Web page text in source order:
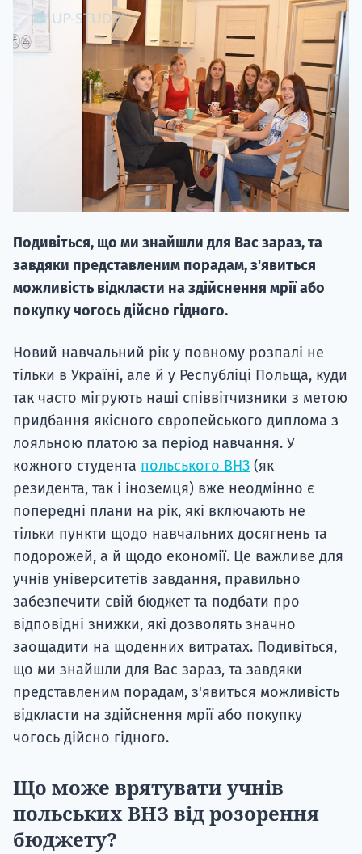
Подивіться, що ми знайшли для Вас зараз, та
завдяки представленим порадам, з'явиться
можливість відкласти на здійснення мрії або
покупку чогось дійсно гідного.
Новий навчальний рік у повному розпалі не
тільки в Україні, але й у Республіці Польща, куди
так часто мігрують наші співвітчизники з метою
придбання якісного європейського диплома з
лояльною платою за період навчання. У
кожного студента польського ВНЗ (як
резидента, так і іноземця) вже неодмінно є
попередні плани на рік, які включають не
тільки пункти щодо навчальних досягнень та
подорожей, а й щодо економії. Це важливе для
учнів університетів завдання, правильно
забезпечити свій бюджет та подбати про
відповідні знижки, які дозволять значно
заощадити на щоденних витратах. Подивіться,
що ми знайшли для Вас зараз, та завдяки
представленим порадам, з'явиться можливість
відкласти на здійснення мрії або покупку
чогось дійсно гідного.
Що може врятувати учнів
польських ВНЗ від розорення
бюджету?
20.09
"Навчання
НАБІР
вступ на